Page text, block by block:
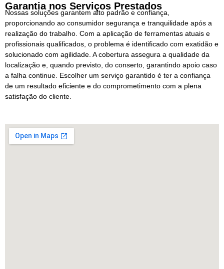
Garantia nos Serviços Prestados
Nossas soluções garantem alto padrão e confiança,
proporcionando ao consumidor segurança e tranquilidade após a
realização do trabalho. Com a aplicação de ferramentas atuais e
profissionais qualificados, o problema é identificado com exatidão e
solucionado com agilidade. A cobertura assegura a qualidade da
localização e, quando previsto, do conserto, garantindo apoio caso
a falha continue. Escolher um serviço garantido é ter a confiança
de um resultado eficiente e do comprometimento com a plena
satisfação do cliente.